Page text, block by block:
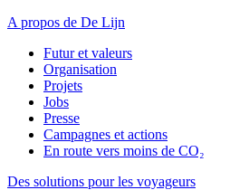
A propos de De Lijn
Futur et valeurs
Organisation
Projets
Jobs
Presse
Campagnes et actions
En route vers moins de CO₂
Des solutions pour les voyageurs